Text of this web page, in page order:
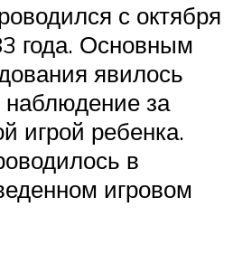
с октября
года. Основным
явилось
наблюдение за
игрой ребенка.
в
игровом